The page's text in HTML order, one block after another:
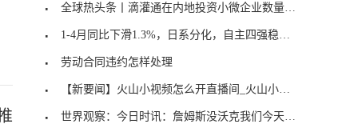
全球热头条丨滴灌通在内地投资小微企业数量达到4,00
1-4月同比下滑1.3%，日系分化，自主四强稳住，特斯
劳动合同违约怎样处理
【新要闻】火山小视频怎么开直播间_火山小视频怎么
世界观察：今日时讯：詹姆斯没沃克我们今天赢不了比